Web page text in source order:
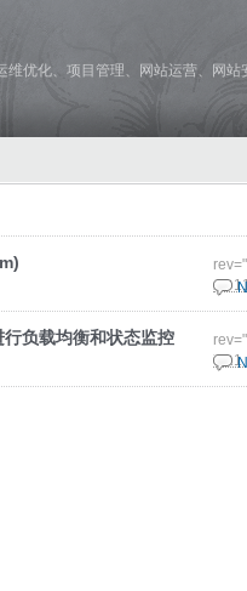
维优化、项目管理、网站运营、网
21
负载均衡和状态监控
7 11